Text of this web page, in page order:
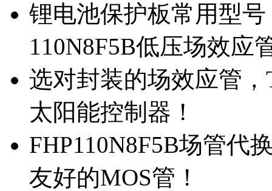
锂电池保护板常用型
110N8F5B低压场效应
选对封装的场效应管
太阳能控制器！
FHP110N8F5B场管代
友好的MOS管！